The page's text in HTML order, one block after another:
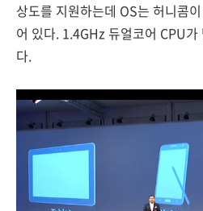
상도를 지원하는데 OS는 허니콤
어 있다. 1.4GHz 듀얼코어 CPU
다.